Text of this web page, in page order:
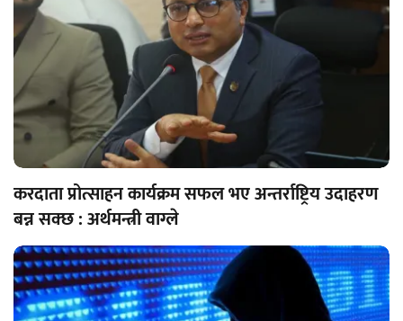
करदाता प्रोत्साहन कार्यक्रम सफल भए अन्तर्राष्ट्रिय उदाहरण
बन्न सक्छ : अर्थमन्त्री वाग्ले